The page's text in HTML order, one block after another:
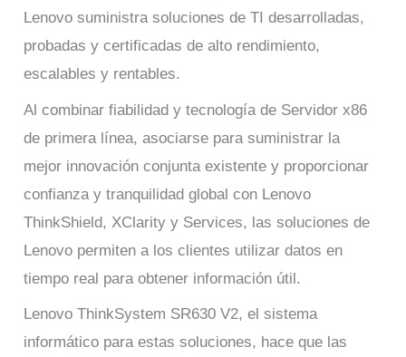
Lenovo suministra soluciones de TI desarrolladas,
probadas y certificadas de alto rendimiento,
escalables y rentables.
Al combinar fiabilidad y tecnología de Servidor x86
de primera línea, asociarse para suministrar la
mejor innovación conjunta existente y proporcionar
confianza y tranquilidad global con Lenovo
ThinkShield, XClarity y Services, las soluciones de
Lenovo permiten a los clientes utilizar datos en
tiempo real para obtener información útil.
Lenovo ThinkSystem SR630 V2, el sistema
informático para estas soluciones, hace que las